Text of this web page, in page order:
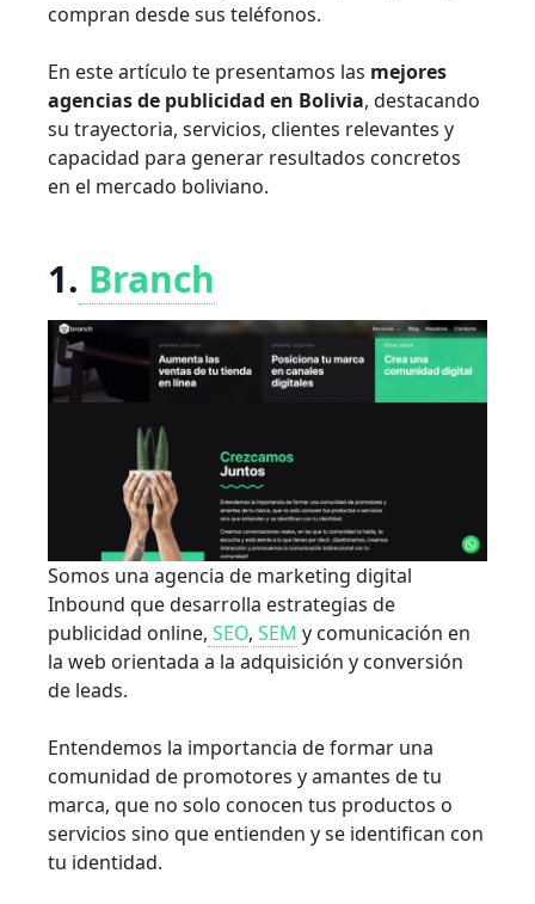
compran desde sus teléfonos.
En este artículo te presentamos las mejores
agencias de publicidad en Bolivia, destacando
su trayectoria, servicios, clientes relevantes y
capacidad para generar resultados concretos
en el mercado boliviano.
1. Branch
Somos una agencia de marketing digital
Inbound que desarrolla estrategias de
publicidad online, SEO, SEM y comunicación en
la web orientada a la adquisición y conversión
de leads.
Entendemos la importancia de formar una
comunidad de promotores y amantes de tu
marca, que no solo conocen tus productos o
servicios sino que entienden y se identifican con
tu identidad.